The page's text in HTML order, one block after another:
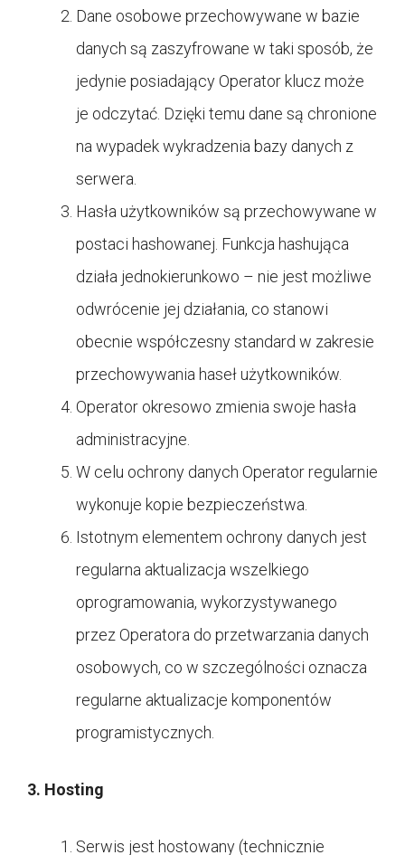
Dane osobowe przechowywane w bazie
danych są zaszyfrowane w taki sposób, że
jedynie posiadający Operator klucz może
je odczytać. Dzięki temu dane są chronione
na wypadek wykradzenia bazy danych z
serwera.
Hasła użytkowników są przechowywane w
postaci hashowanej. Funkcja hashująca
działa jednokierunkowo – nie jest możliwe
odwrócenie jej działania, co stanowi
obecnie współczesny standard w zakresie
przechowywania haseł użytkowników.
Operator okresowo zmienia swoje hasła
administracyjne.
W celu ochrony danych Operator regularnie
wykonuje kopie bezpieczeństwa.
Istotnym elementem ochrony danych jest
regularna aktualizacja wszelkiego
oprogramowania, wykorzystywanego
przez Operatora do przetwarzania danych
osobowych, co w szczególności oznacza
regularne aktualizacje komponentów
programistycznych.
3. Hosting
Serwis jest hostowany (technicznie